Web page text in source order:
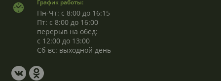
График работы:
Пн-Чт: с 8:00 до 16:15
Пт: с 8:00 до 16:00
перерыв на обед:
с 12:00 до 13:00
Сб-вс: выходной день